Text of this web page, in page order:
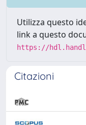
Utilizza questo
link a questo
https://
Citazioni